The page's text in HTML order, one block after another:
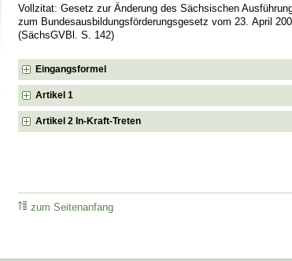
Vollzitat: Gesetz zur Änderung des Sächsischen
zum Bundesausbildungsförderungsgesetz vom 23. April
(SächsGVBl. S. 142)
Eingangsformel
Artikel 1
Artikel 2 In-Kraft-Treten
zum Seitenanfang